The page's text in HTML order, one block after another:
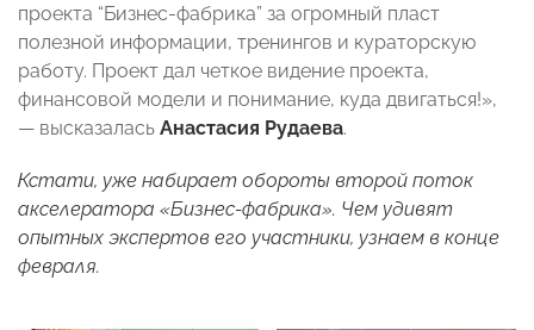
проекта “Бизнес-фабрика” за огромный пласт
полезной информации, тренингов и кураторскую
работу. Проект дал четкое видение проекта,
финансовой модели и понимание, куда двигаться!»,
— высказалась Анастасия Рудаева.
Кстати, уже набирает обороты второй поток
акселератора «Бизнес-фабрика». Чем удивят
опытных экспертов его участники, узнаем в конце
февраля.